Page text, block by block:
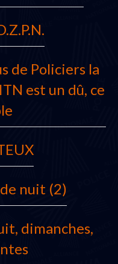
de Policiers la
est un dû, ce
nuit (2)
dimanches,